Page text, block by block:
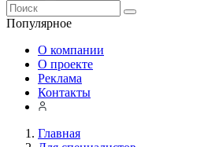
Популярное
О компании
О проекте
Реклама
Контакты
Главная